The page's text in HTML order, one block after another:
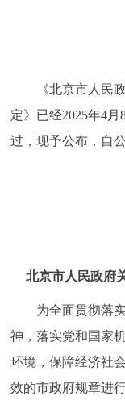
政民互动
走进北京
北京概况
绿色北京
《北京市人民政
定》已经2025年4
过，现予公布，自
北京市人民政府
为全面贯彻落实
神，落实党和国家
环境，保障经济社
效的市政府规章进